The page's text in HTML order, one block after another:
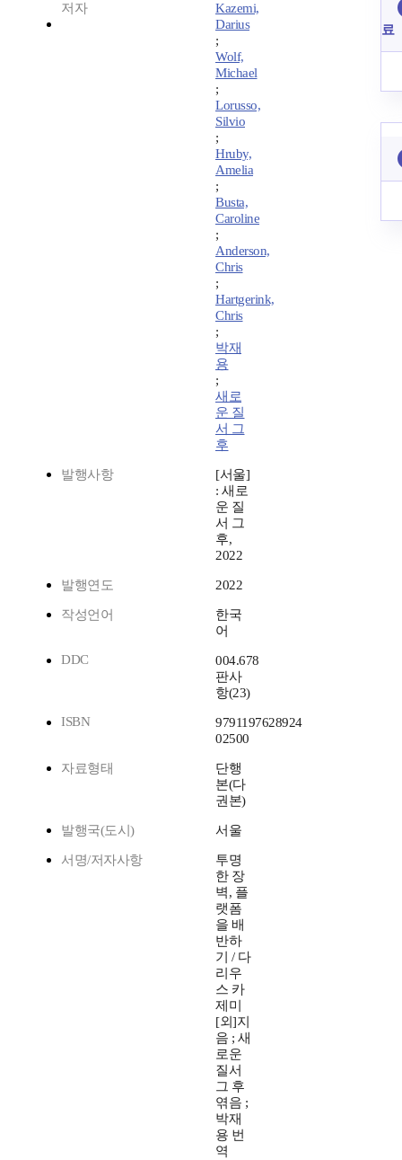
저자
Kazemi,
Darius
;
Wolf,
Michael
;
Lorusso,
Silvio
;
Hruby,
Amelia
;
Busta,
Caroline
;
Anderson,
Chris
;
Hartgerink,
Chris
;
박재
용
;
새로
운 질
서 그
후
발행사항
[서울]
: 새로
운 질
서 그
후,
2022
발행연도 2022
작성언어
한국
어
DDC
004.678
판사
항(23)
ISBN
9791197628924
02500
자료형태
단행
본(다
권본)
발행국(도시) 서울
서명/저자사항
투명
한 장
벽, 플
랫폼
을 배
반하
기 / 다
리우
스 카
제미
[외]지
음 ; 새
로운
질서
그 후
엮음 ;
박재
용 번
역
료